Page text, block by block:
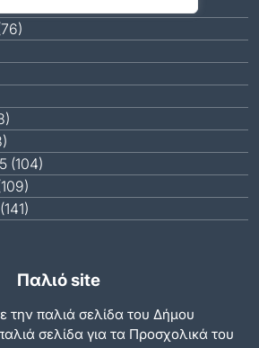
(104)
Παλιό site
την παλιά σελίδα του Δήμου
σελίδα για τα Προσχολικά του